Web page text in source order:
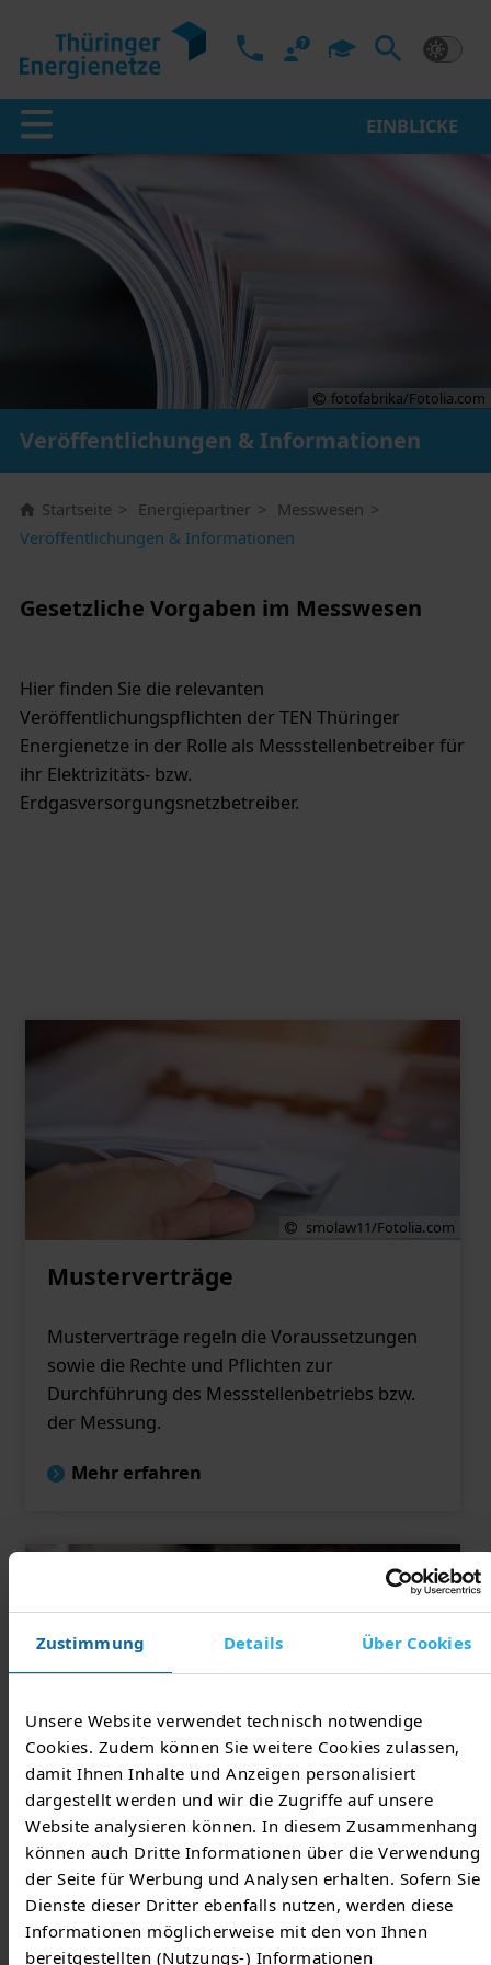
Zustimmung Details Über Cookies
Unsere Website verwendet technisch notwendige
Cookies. Zudem können Sie weitere Cookies zulassen,
damit Ihnen Inhalte und Anzeigen personalisiert
dargestellt werden und wir die Zugriffe auf unsere
Website analysieren können. In diesem Zusammenhang
können auch Dritte Informationen über die Verwendung
der Seite für Werbung und Analysen erhalten. Sofern Sie
Dienste dieser Dritter ebenfalls nutzen, werden diese
Informationen möglicherweise mit den von Ihnen
bereitgestellten (Nutzungs-) Informationen
EINBLICKE
fotofabrika/Fotolia.com
Veröffentlichungen & Informationen
Startseite Energiepartner
Messwesen
Veröffentlichungen & Informationen
Gesetzliche Vorgaben im Messwesen
Hier finden Sie die relevanten
Veröffentlichungspflichten der TEN Thüringer
Energienetze in der Rolle als Messstellenbetreiber für
ihr Elektrizitäts- bzw.
Erdgasversorgungsnetzbetreiber.
smolaw11/Fotolia.com
Musterverträge
Musterverträge regeln die Voraussetzungen
sowie die Rechte und Pflichten zur
Durchführung des Messstellenbetriebs bzw.
der Messung.
Mehr erfahren
Wellnhofer Designs/Fotolia.com
Geräte & Eichrecht
Informationen zum Eichrecht, Messgeräten,
Bedienungsanleitungen und Kontrollpflichten.
Mehr erfahren